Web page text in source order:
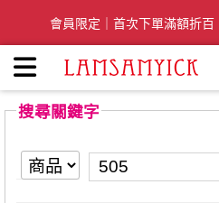
會員限定｜首次下單滿額折
全台滿千免運🛒訂單付
搜尋關鍵字